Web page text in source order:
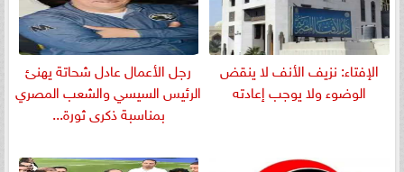
الإفتاء: نزيف الأنف لا ينقض
الوضوء ولا يوجب إعادته
رجل الأعمال عادل شحاتة يهنئ
الرئيس السيسي والشعب المصري
بمناسبة ذكرى ثورة...